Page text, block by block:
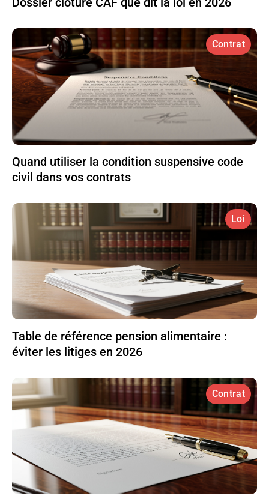
Contrat
Quand utiliser la condition suspensive code
civil dans vos contrats
Loi
Table de référence pension alimentaire :
éviter les litiges en 2026
Contrat